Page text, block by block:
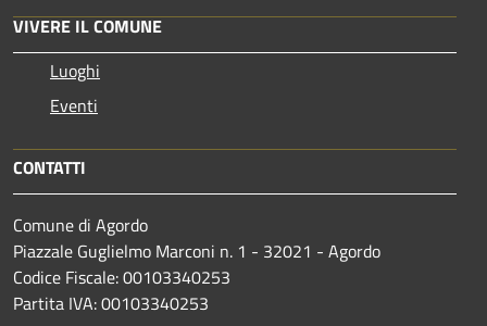
VIVERE IL COMUNE
Luoghi
Eventi
CONTATTI
Comune di Agordo
Piazzale Guglielmo Marconi n. 1 - 32021 - Agordo
Codice Fiscale: 00103340253
Partita IVA: 00103340253